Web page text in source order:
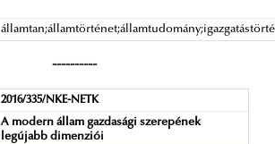
----------
2016/335/NKE-NETK
A modern állam gazdasági szerepének
legújabb dimenziói